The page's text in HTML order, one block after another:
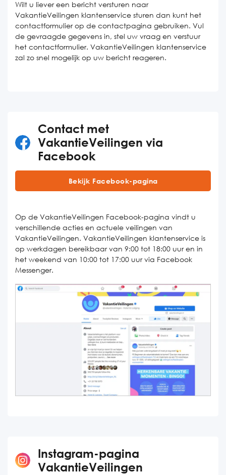
Wilt u liever een bericht versturen naar
VakantieVeilingen klantenservice sturen dan kunt het
contactformulier op de contactpagina gebruiken. Vul
de gevraagde gegevens in, stel uw vraag en verstuur
het contactformulier. VakantieVeilingen klantenservice
zal zo snel mogelijk op uw bericht reageren.
Contact met
VakantieVeilingen via
Facebook
Bekijk Facebook-pagina
Op de VakantieVeilingen Facebook-pagina vindt u
verschillende acties en actuele veilingen van
VakantieVeilingen. VakantieVeilingen klantenservice is
op werkdagen bereikbaar van 9:00 tot 18:00 uur en in
het weekend van 10:00 tot 17:00 uur via Facebook
Messenger.
Instagram-pagina
VakantieVeilingen